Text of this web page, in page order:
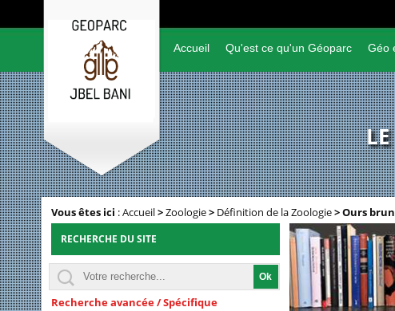
Accueil Qu'est ce qu'un Géoparc Géo
Vous êtes ici :Accueil>Zoologie> Définition de la Zoologie>Ours
RECHERCHE DU SITE
Recherche avancée / Spécifique